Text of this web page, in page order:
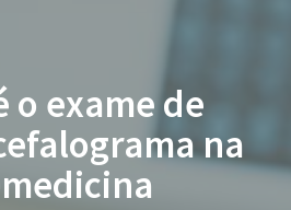
o exame de
na